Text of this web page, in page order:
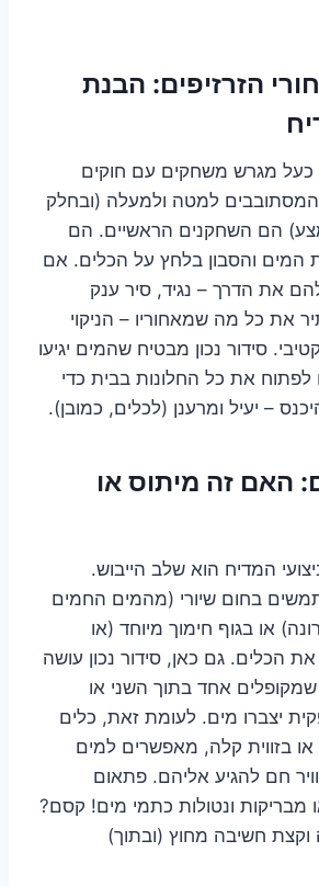
הזרזיפים: הבנת
מגרש משחקים עם חוקים
המסתובבים למטה ולמעלה (ובחלק
הם השחקנים הראשיים. הם
המים והסבון בלחץ על הכלים. אם
את הדרך – נגיד, סיר ענק
את כל מה שמאחוריו – הניקוי
סידור נכון מבטיח שהמים יגיעו
את כל החלונות בבית כדי
– יעיל ומרענן (לכלים, כמובן).
האם זה מיתוס או
המדיח הוא שלב הייבוש.
בחום שיורי (מהמים החמים
או בגוף חימוך מיוחד (או
הכלים. גם כאן, סידור נכון עושה
אחד בתוך השני או
יצברו מים. לעומת זאת, כלים
בזווית קלה, מאפשרים למים
חם להגיע אליהם. פתאום
מבריקות ונטולות כתמי מים! קסם?
וקצת חשיבה מחוץ (ובתוך)